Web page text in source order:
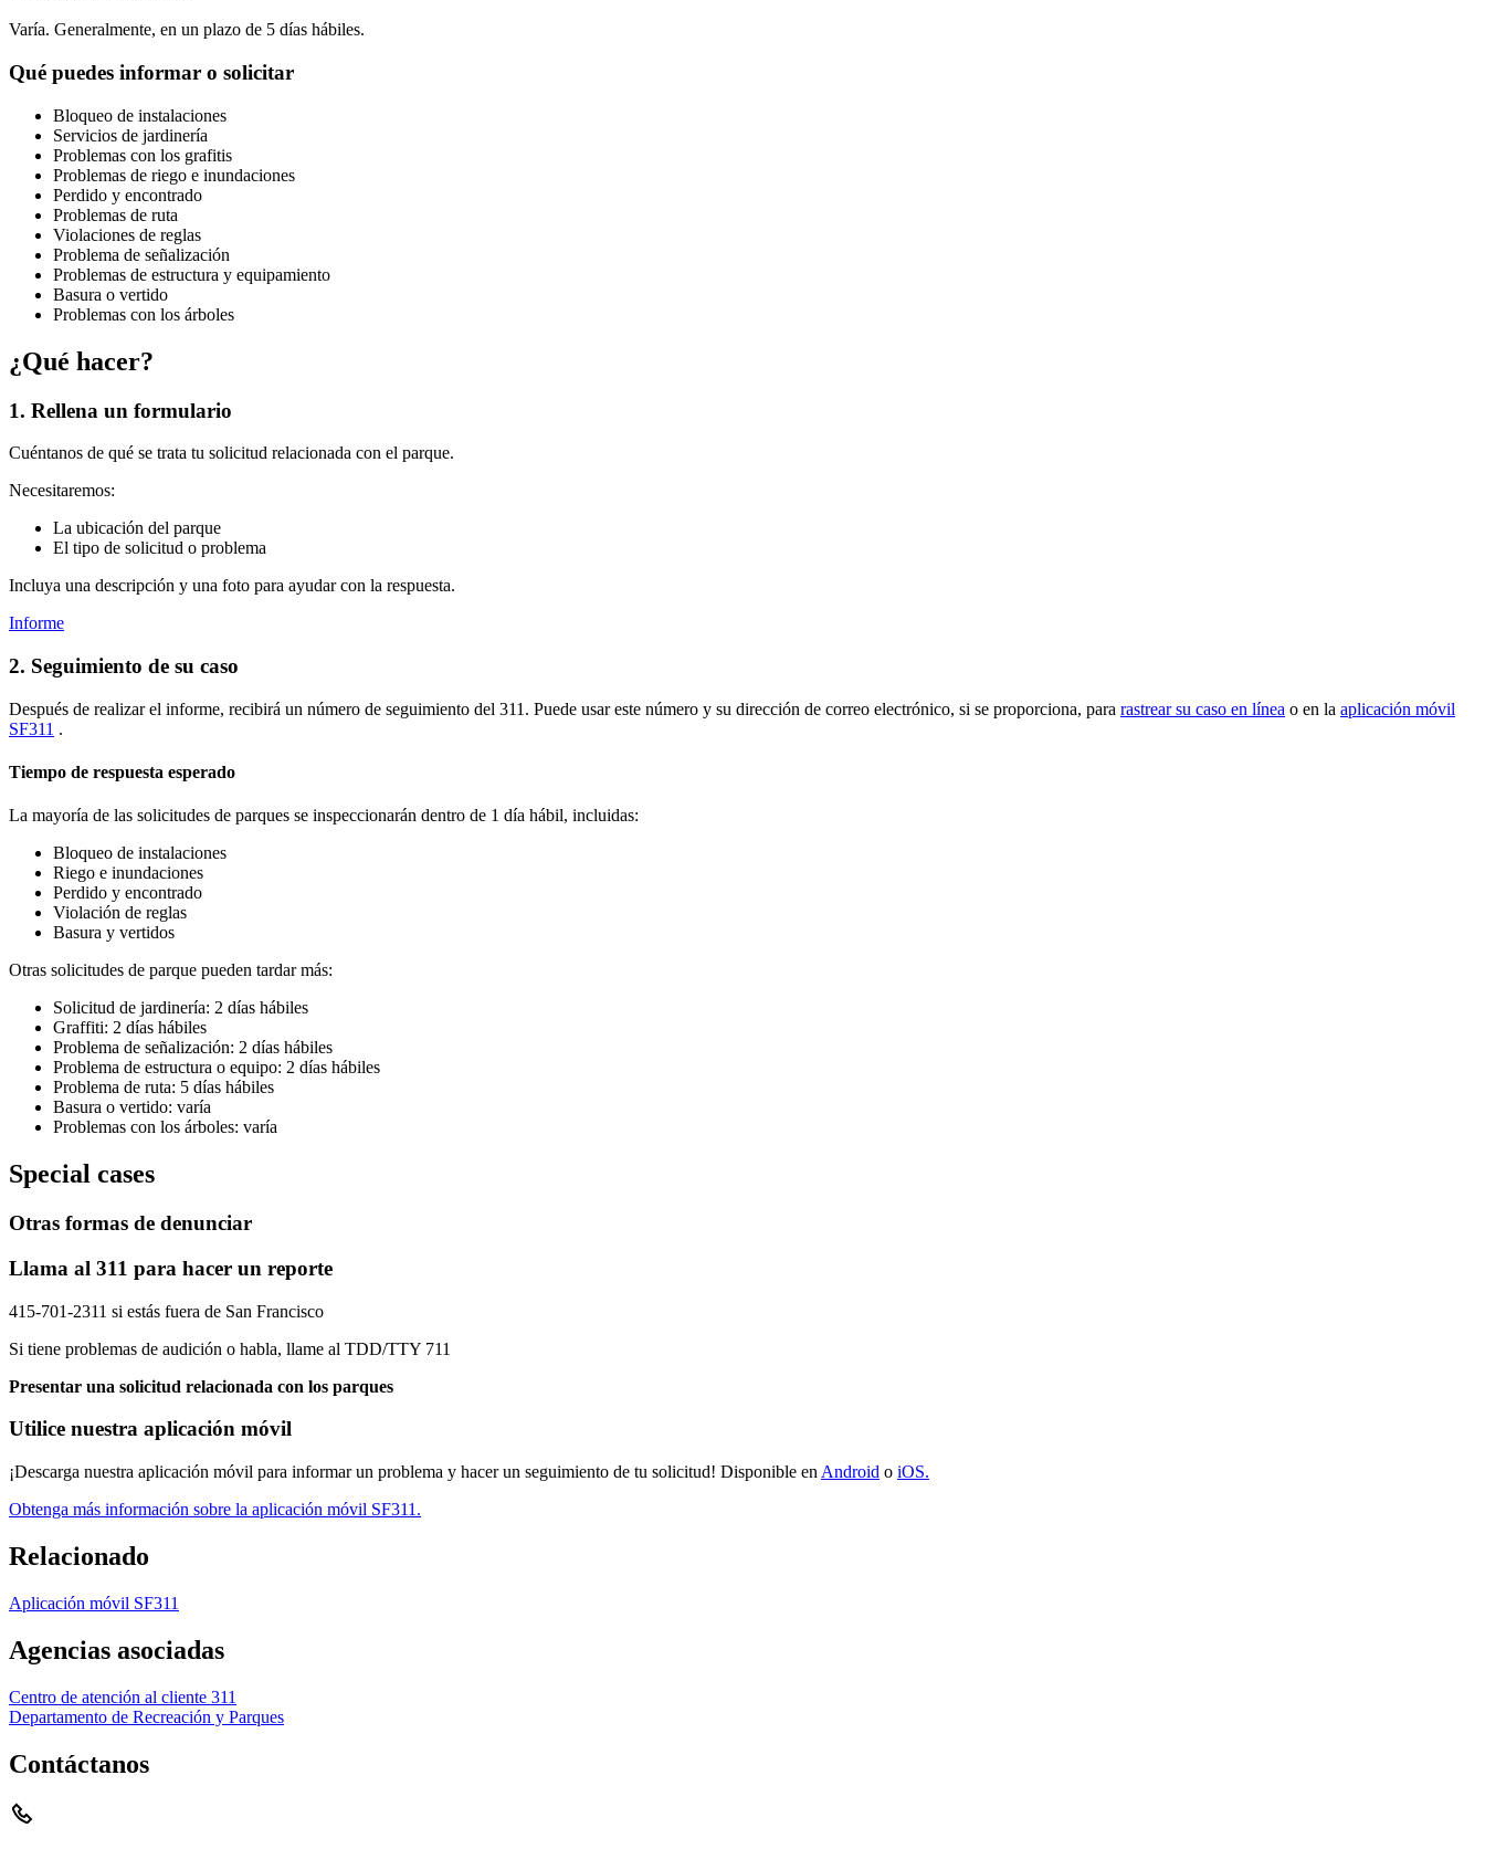
Varía. Generalmente, en un plazo de 5 días hábiles.
Qué puedes informar o solicitar
Bloqueo de instalaciones
Servicios de jardinería
Problemas con los grafitis
Problemas de riego e inundaciones
Perdido y encontrado
Problemas de ruta
Violaciones de reglas
Problema de señalización
Problemas de estructura y equipamiento
Basura o vertido
Problemas con los árboles
¿Qué hacer?
1. Rellena un formulario
Cuéntanos de qué se trata tu solicitud relacionada con el parque.
Necesitaremos:
La ubicación del parque
El tipo de solicitud o problema
Incluya una descripción y una foto para ayudar con la respuesta.
Informe
2. Seguimiento de su caso
Después de realizar el informe, recibirá un número de seguimiento del 311. Puede usar este número y su dirección de correo electrónico, si se proporciona, para rastrear su caso en línea o en la aplicación móvil
SF311 .
Tiempo de respuesta esperado
La mayoría de las solicitudes de parques se inspeccionarán dentro de 1 día hábil, incluidas:
Bloqueo de instalaciones
Riego e inundaciones
Perdido y encontrado
Violación de reglas
Basura y vertidos
Otras solicitudes de parque pueden tardar más:
Solicitud de jardinería: 2 días hábiles
Graffiti: 2 días hábiles
Problema de señalización: 2 días hábiles
Problema de estructura o equipo: 2 días hábiles
Problema de ruta: 5 días hábiles
Basura o vertido: varía
Problemas con los árboles: varía
Special cases
Otras formas de denunciar
Llama al 311 para hacer un reporte
415-701-2311 si estás fuera de San Francisco
Si tiene problemas de audición o habla, llame al TDD/TTY 711
Presentar una solicitud relacionada con los parques
Utilice nuestra aplicación móvil
¡Descarga nuestra aplicación móvil para informar un problema y hacer un seguimiento de tu solicitud! Disponible en Android o iOS.
Obtenga más información sobre la aplicación móvil SF311.
Relacionado
Aplicación móvil SF311
Agencias asociadas
Centro de atención al cliente 311
Departamento de Recreación y Parques
Contáctanos